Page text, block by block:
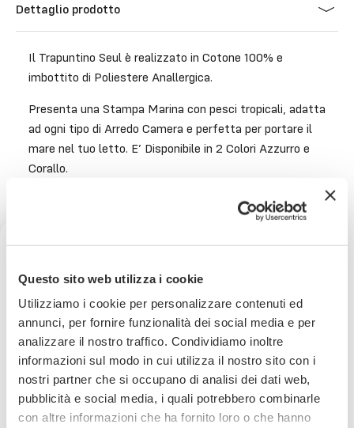
Questo sito web utilizza i cookie
Utilizziamo i cookie per personalizzare contenuti ed
annunci, per fornire funzionalità dei social media e per
analizzare il nostro traffico. Condividiamo inoltre
informazioni sul modo in cui utilizza il nostro sito con i
nostri partner che si occupano di analisi dei dati web,
pubblicità e social media, i quali potrebbero combinarle
con altre informazioni che ha fornito loro o che hanno
Dettaglio prodotto
Il Trapuntino Seul è realizzato in Cotone 100% e
imbottito di Poliestere Anallergica.
Presenta una Stampa Marina con pesci tropicali, adatta
ad ogni tipo di Arredo Camera e perfetta per portare il
mare nel tuo letto. E’ Disponibile in 2 Colori Azzurro e
Corallo.
Per saperne di più
Pagain comode rate con
Per saperne di più
Ricevi uno sconto del 10% sul
tuo prossimo ordine
Iscriviti subito alla nostra newsletter
La tua email